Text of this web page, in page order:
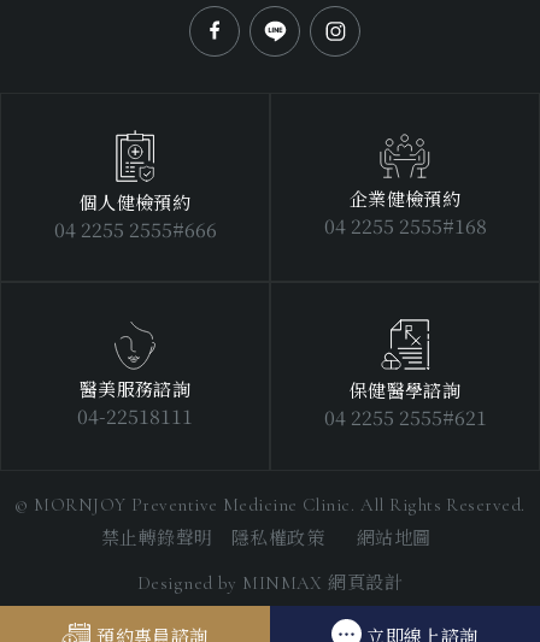
個人健檢預約
04 2255 2555#666
企業健檢預約
04 2255 2555#168
醫美服務諮詢
04-22518111
保健醫學諮詢
04 2255 2555#621
© MORNJOY Preventive Medicine Clinic. All Rights Reserved.
禁止轉錄聲明 隱私權政策 網站地圖
Designed by MINMAX 網頁設計
預約專員諮詢 立即線上諮詢